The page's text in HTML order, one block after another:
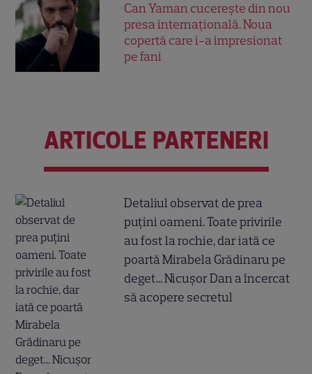
Can Yaman cucerește din nou
presa internațională. Noua
copertă care i-a impresionat
pe fani
ARTICOLE PARTENERI
Detaliul observat de prea
puțini oameni. Toate privirile
au fost la rochie, dar iată ce
poartă Mirabela Grădinaru pe
deget... Nicușor Dan a încercat
să acopere secretul